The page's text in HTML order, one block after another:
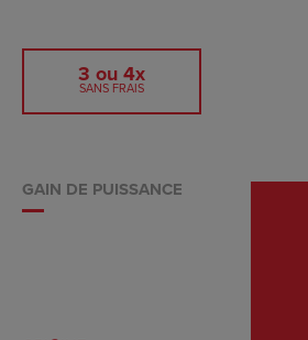
3 ou 4x
SANS FRAIS
GAIN DE PUISSANCE